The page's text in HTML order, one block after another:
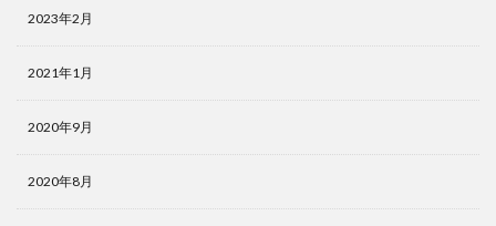
2023年2月
2021年1月
2020年9月
2020年8月